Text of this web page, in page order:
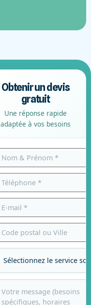
Obtenir un devis
gratuit
Une réponse rapide
adaptée à vos besoins